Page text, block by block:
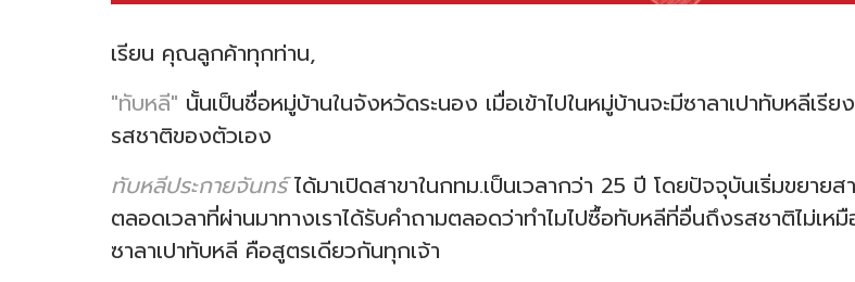
เรียน คุณลูกค้าทุกท่าน,
"ทับหลี" นั้นเป็นชื่อหมู่บ้านในจังหวัดระนอง เมื่อเข้าไปในหมู่บ้านจะมีซาลาเปาทับหลีเรี
รสชาติของตัวเอง
ทับหลีประกายจันทร์ได้มาเปิดสาขาในกทม.เป็นเวลากว่า 25 ปี โดยปัจจุบันเริ่มขยา
ตลอดเวลาที่ผ่านมาทางเราได้รับคำถามตลอดว่าทำไมไปซื้อทับหลีที่อื่นถึงรสชาติไม่เห
ซาลาเปาทับหลี คือสูตรเดียวกันทุกเจ้า